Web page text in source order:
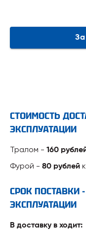
СТОИМОСТЬ
ЭКСПЛУАТАЦИИ
Тралом - 160
Фурой - 80 рублей
СРОК ПОСТАВКИ
ЭКСПЛУАТАЦИИ
В доставку в ходит: